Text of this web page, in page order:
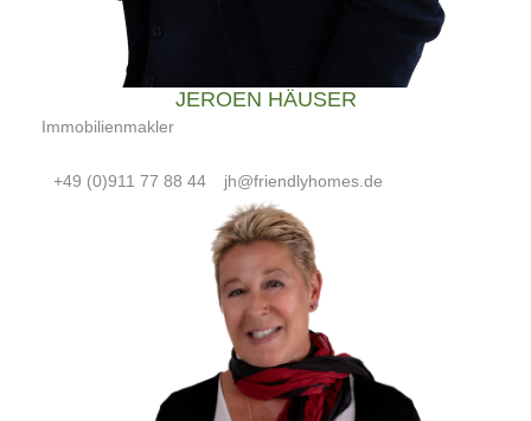
JEROEN HÄUSER
Immobilienmakler
+49 (0)911 77 88 44 jh@friendlyhomes.de